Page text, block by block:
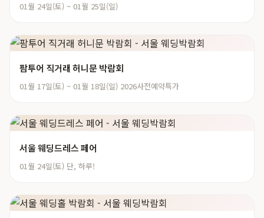
01월 24일(토) ~ 01월 25일(일)
팜투어 직거래 허니문 박람회
01월 17일(토) ~ 01월 18일(일) 2026사전예약특가
서울 웨딩드레스 페어
01월 24일(토) 단, 하루!